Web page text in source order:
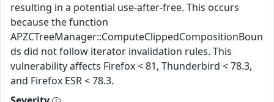
resulting in a potential use-after-free. This occurs
because the function
APZCTreeManager::ComputeClippedCompositionBoun
ds did not follow iterator invalidation rules. This
vulnerability affects Firefox < 81, Thunderbird < 78.3,
and Firefox ESR < 78.3.